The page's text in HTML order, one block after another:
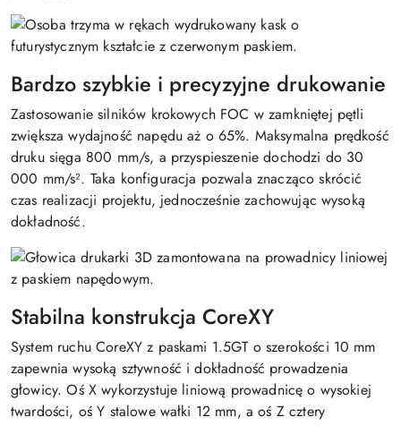
Bardzo szybkie i precyzyjne drukowanie
Zastosowanie silników krokowych FOC w zamkniętej pętli
zwiększa wydajność napędu aż o 65%. Maksymalna prędkość
druku sięga 800 mm/s, a przyspieszenie dochodzi do 30
000 mm/s². Taka konfiguracja pozwala znacząco skrócić
czas realizacji projektu, jednocześnie zachowując wysoką
dokładność.
Stabilna konstrukcja CoreXY
System ruchu CoreXY z paskami 1.5GT o szerokości 10 mm
zapewnia wysoką sztywność i dokładność prowadzenia
głowicy. Oś X wykorzystuje liniową prowadnicę o wysokiej
twardości, oś Y stalowe wałki 12 mm, a oś Z cztery